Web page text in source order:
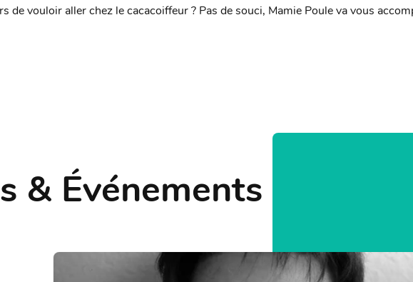
de vouloir aller chez le cacacoiffeur ? Pas de souci, Mamie Poule va vous
& Événements